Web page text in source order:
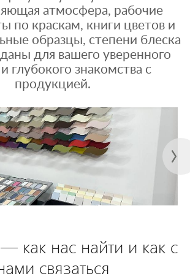
атмосфера, рабочие
по краскам, книги цветов и
образцы, степени блеска
для вашего уверенного
глубокого знакомства с
продукцией.
как нас найти и как с
связаться